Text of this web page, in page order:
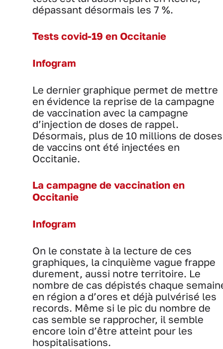
dépassant désormais les 7 %.
Tests covid-19 en Occitanie
Infogram
Le dernier graphique permet de mettre
en évidence la reprise de la campagne
de vaccination avec la campagne
d’injection de doses de rappel.
Désormais, plus de 10 millions de doses
de vaccins ont été injectées en
Occitanie.
La campagne de vaccination en
Occitanie
Infogram
On le constate à la lecture de ces
graphiques, la cinquième vague frappe
durement, aussi notre territoire. Le
nombre de cas dépistés chaque
en région a d’ores et déjà pulvérisé les
records. Même si le pic du nombre de
cas semble se rapprocher, il semble
encore loin d’être atteint pour les
hospitalisations.